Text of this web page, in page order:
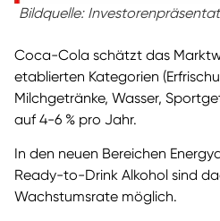
Bildquelle:
Coca-Cola schätzt das
etablierten Kategorien
Milchgetränke, Wasser,
auf 4-6 % pro Jahr.
In den neuen Bereichen
Ready-to-Drink Alkohol sind
Wachstumsrate möglich.